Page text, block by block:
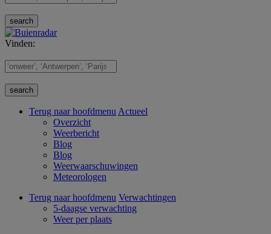
Vinden:
Terug naar hoofdmenu Actueel
Overzicht
Weerbericht
Blog
Blog
Weerwaarschuwingen
Meteorologen
Terug naar hoofdmenu Verwachtingen
5-daagse verwachting
Weer per plaats